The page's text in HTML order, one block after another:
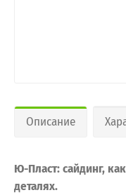
Описание
Ю-Пласт: сайдинг,
деталях.